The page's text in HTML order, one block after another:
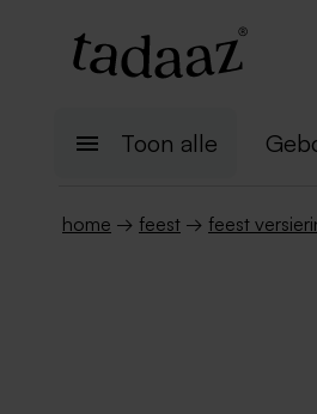
Toon alle
home → feest → feest